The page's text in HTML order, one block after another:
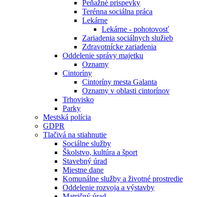
Peňažné príspevky
Terénna sociálna práca
Lekárne
Lekárne - pohotovosť
Zariadenia sociálnych služieb
Zdravotnícke zariadenia
Oddelenie správy majetku
Oznamy
Cintoríny
Cintoríny mesta Galanta
Oznamy v oblasti cintorínov
Trhovisko
Parky
Mestská polícia
GDPR
Tlačivá na stiahnutie
Sociálne služby
Školstvo, kultúra a šport
Stavebný úrad
Miestne dane
Komunálne služby a životné prostredie
Oddelenie rozvoja a výstavby